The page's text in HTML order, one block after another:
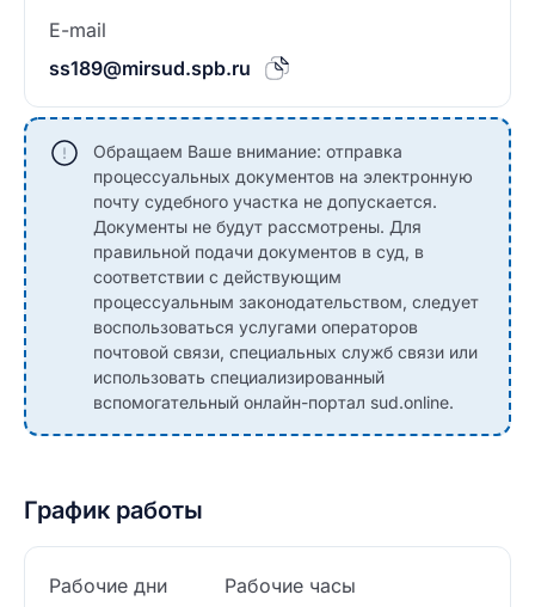
E-mail
ss189@mirsud.spb.ru
Обращаем Ваше внимание: отправка
процессуальных документов на электронную
почту судебного участка не допускается.
Документы не будут рассмотрены. Для
правильной подачи документов в суд, в
соответствии с действующим
процессуальным законодательством, следует
воспользоваться услугами операторов
почтовой связи, специальных служб связи или
использовать специализированный
вспомогательный онлайн-портал sud.online.
График работы
Рабочие дни
Рабочие часы